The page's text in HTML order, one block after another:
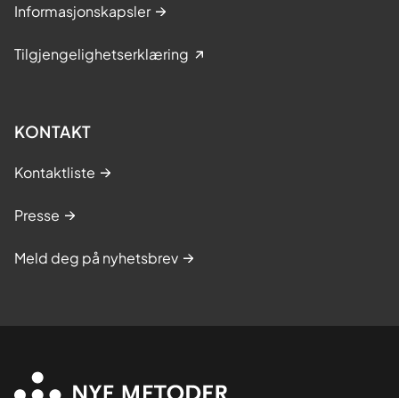
Informasjonskapsler
Tilgjengelighetserklæring
KONTAKT
Kontaktliste
Presse
Meld deg på nyhetsbrev